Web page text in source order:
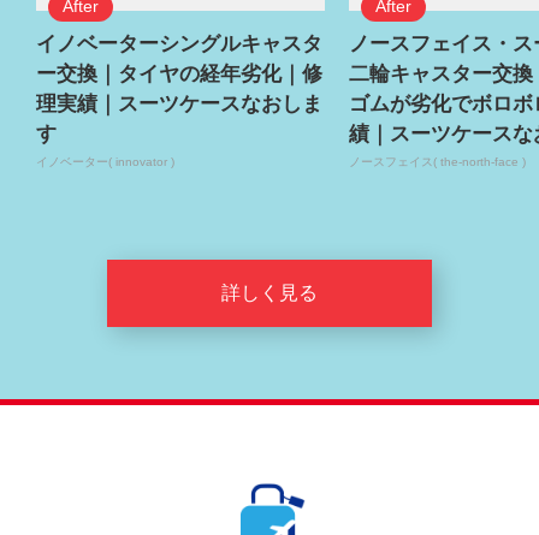
イノベーターシングルキャスタ
ー交換｜タイヤの経年劣化｜修
理実績｜スーツケースなおしま
す
イノベーター( innovator )
ノースフェイス・
二輪キャスター交換
ゴムが劣化でボロ
績｜スーツケースな
ノースフェイス( the-north-face )
詳しく見る